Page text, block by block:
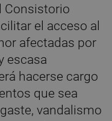
Consistorio
el acceso al
afectadas por
escasa
hacerse cargo
que sea
vandalismo